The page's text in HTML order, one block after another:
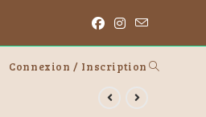
Connexion / Inscription